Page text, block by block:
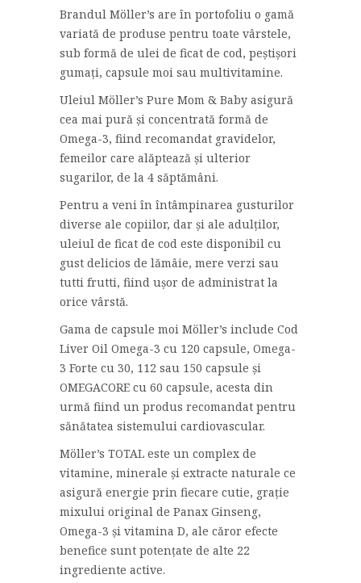
Brandul Möller’s are în portofoliu o gamă
variată de produse pentru toate vârstele,
sub formă de ulei de ficat de cod, peștișori
gumați, capsule moi sau multivitamine.
Uleiul Möller’s Pure Mom & Baby asigură
cea mai pură și concentrată formă de
Omega-3, fiind recomandat gravidelor,
femeilor care alăptează și ulterior
sugarilor, de la 4 săptămâni.
Pentru a veni în întâmpinarea gusturilor
diverse ale copiilor, dar și ale adulților,
uleiul de ficat de cod este disponibil cu
gust delicios de lămâie, mere verzi sau
tutti frutti, fiind ușor de administrat la
orice vârstă.
Gama de capsule moi Möller’s include Cod
Liver Oil Omega-3 cu 120 capsule, Omega-
3 Forte cu 30, 112 sau 150 capsule și
OMEGACORE cu 60 capsule, acesta din
urmă fiind un produs recomandat pentru
sănătatea sistemului cardiovascular.
Möller’s TOTAL este un complex de
vitamine, minerale și extracte naturale ce
asigură energie prin fiecare cutie, grație
mixului original de Panax Ginseng,
Omega-3 și vitamina D, ale căror efecte
benefice sunt potențate de alte 22
ingrediente active.